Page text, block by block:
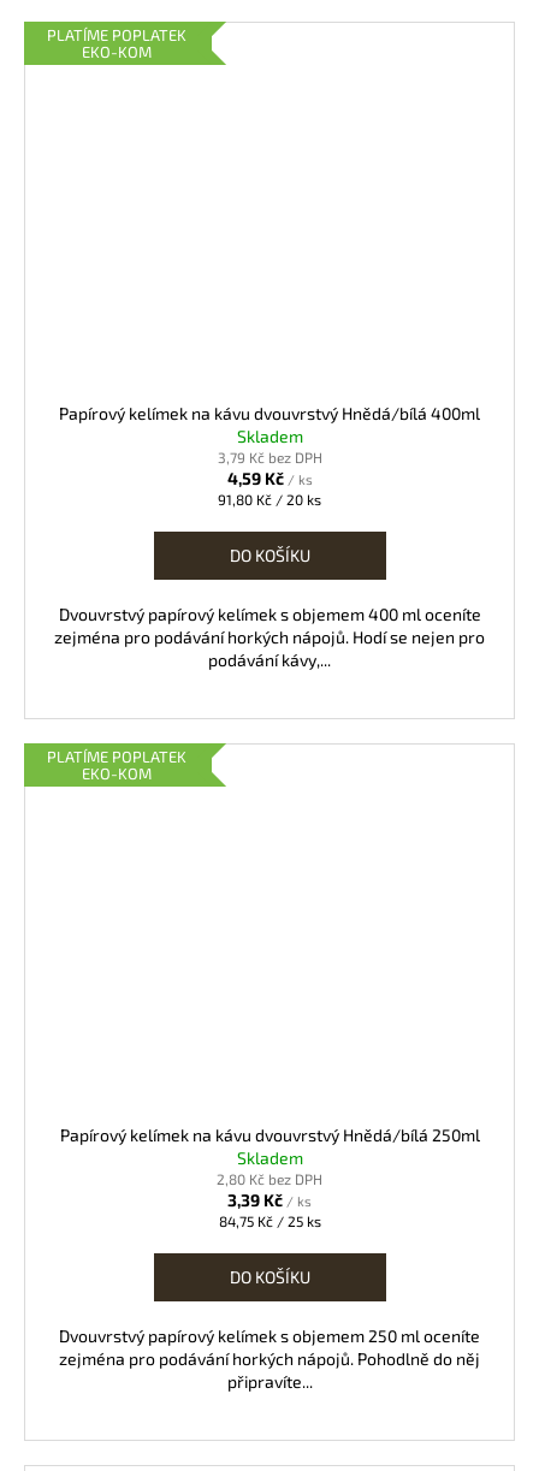
PLATÍME POPLATEK
EKO-KOM
Papírový kelímek na kávu dvouvrstvý Hnědá/bílá 400ml
Skladem
3,79 Kč bez DPH
4,59 Kč / ks
Měrná
91,80 Kč / 20 ks
DO KOŠÍKU
Dvouvrstvý papírový kelímek s objemem 400 ml oceníte
zejména pro podávání horkých nápojů. Hodí se nejen pro
podávání kávy,...
PLATÍME POPLATEK
EKO-KOM
Papírový kelímek na kávu dvouvrstvý Hnědá/bílá 250ml
Skladem
2,80 Kč bez DPH
3,39 Kč / ks
Měrná
84,75 Kč / 25 ks
DO KOŠÍKU
Dvouvrstvý papírový kelímek s objemem 250 ml oceníte
zejména pro podávání horkých nápojů. Pohodlně do něj
připravíte...